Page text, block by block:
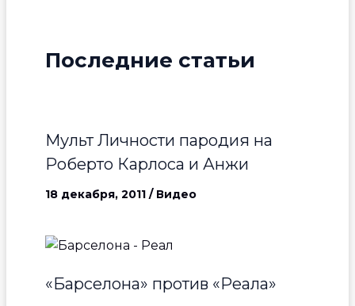
Последние статьи
Мульт Личности пародия на
Роберто Карлоса и Анжи
18 декабря, 2011 / Видео
«Барселона» против «Реала»